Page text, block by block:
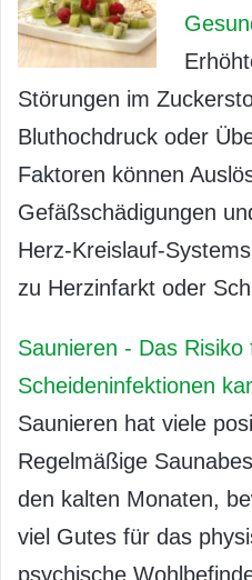
Störungen im
Bluthochdruck oder
Faktoren können
Gefäßschädigungen
Herz-Kreislauf-
zu Herzinfarkt oder
Saunieren - Das Risiko
Scheideninfektionen
Saunieren hat viele
Regelmäßige
den kalten Monaten,
viel Gutes für das
psychische